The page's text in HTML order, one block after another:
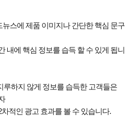
뉴스에 제품 이미지나 간단한 핵심 문구
내에 핵심 정보를 습득 할 수 있게 됩니
루하지 않게 정보를 습득한 고객들은
차적인 광고 효과를 볼 수 있습니다.